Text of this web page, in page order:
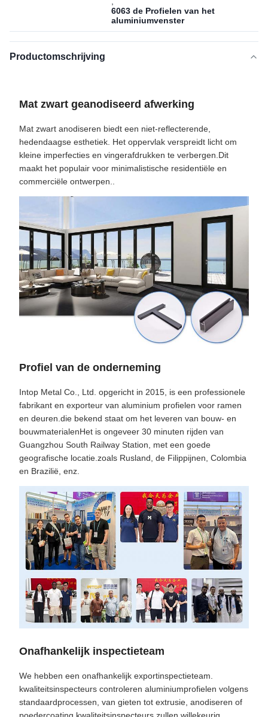
6063 de Profielen van het
aluminiumvenster
Productomschrijving
Mat zwart geanodiseerd afwerking
Mat zwart anodiseren biedt een niet-reflecterende,
hedendaagse esthetiek. Het oppervlak verspreidt licht om
kleine imperfecties en vingerafdrukken te verbergen.Dit
maakt het populair voor minimalistische residentiële en
commerciële ontwerpen..
Profiel van de onderneming
Intop Metal Co., Ltd. opgericht in 2015, is een professionele
fabrikant en exporteur van aluminium profielen voor ramen
en deuren.die bekend staat om het leveren van bouw- en
bouwmaterialenHet is ongeveer 30 minuten rijden van
Guangzhou South Railway Station, met een goede
geografische locatie.zoals Rusland, de Filippijnen, Colombia
en Brazilië, enz.
Onafhankelijk inspectieteam
We hebben een onafhankelijk exportinspectieteam.
kwaliteitsinspecteurs controleren aluminiumprofielen volgens
standaardprocessen, van gieten tot extrusie, anodiseren of